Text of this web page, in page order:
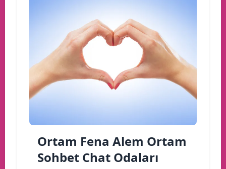
Ortam Fena Alem Ortam
Sohbet Chat Odaları